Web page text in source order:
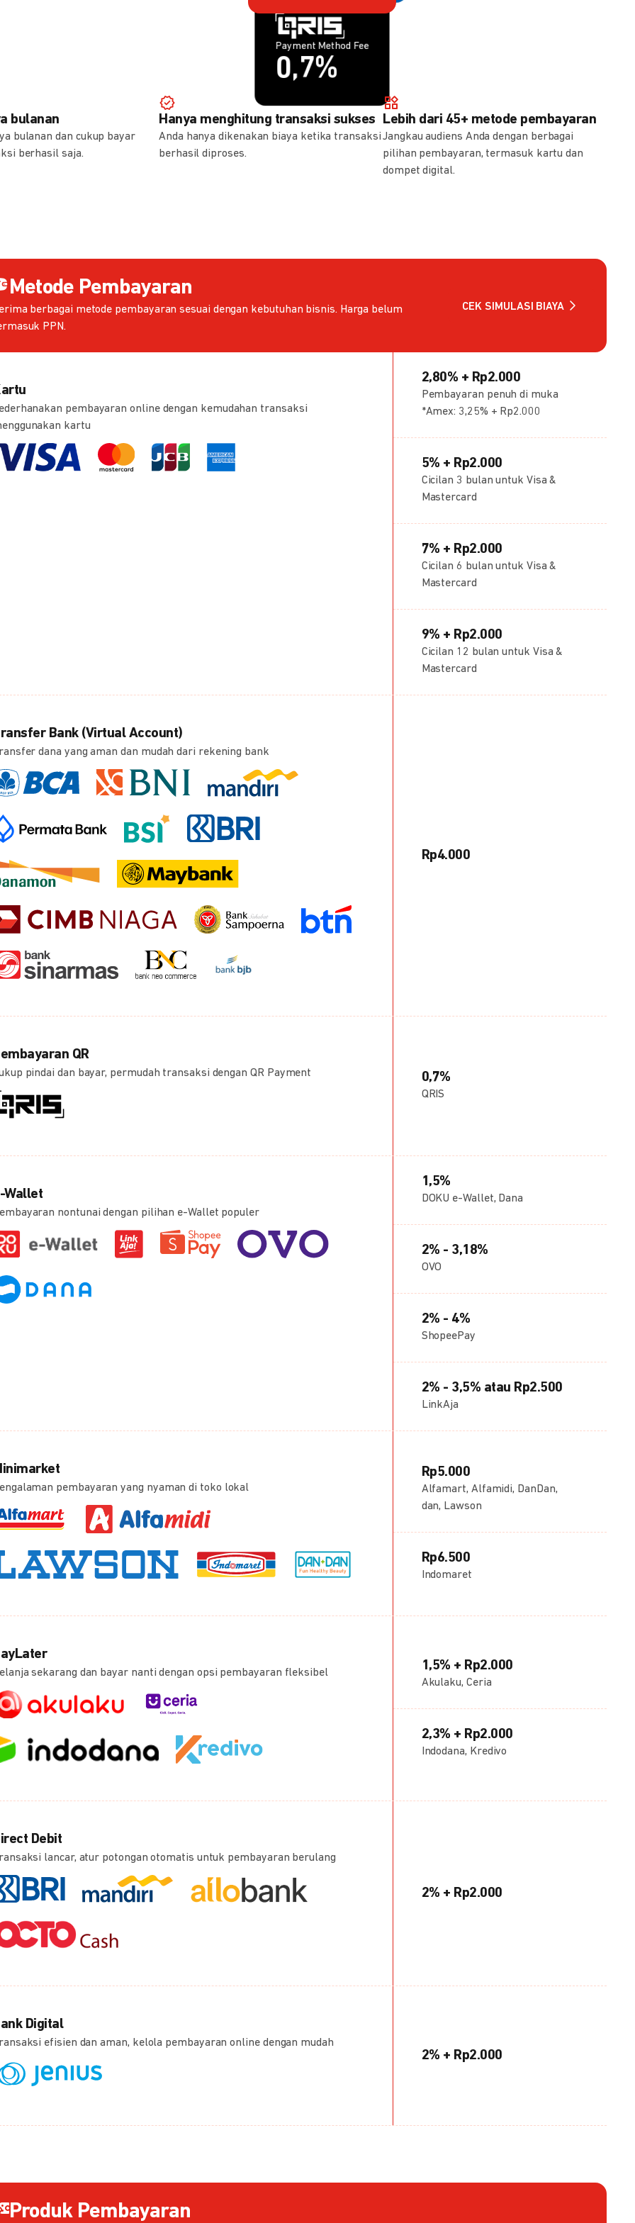
Payment Method Fee
0,7%
Payment Method Fee
1,5%
bulanan
bulanan dan cukup bayar
berhasil saja.
Hanya menghitung transaksi sukses
Anda hanya dikenakan biaya ketika transaksi
berhasil diproses.
Lebih dari 45+ metode pembayaran
Jangkau audiens Anda dengan berbagai
pilihan pembayaran, termasuk kartu dan
dompet digital.
Metode Pembayaran
berbagai metode pembayaran sesuai dengan kebutuhan bisnis. Harga belum
PPN.
CEK SIMULASI BIAYA
pembayaran online dengan kemudahan transaksi
kartu
2,80% + Rp2.000
Pembayaran penuh di muka
*Amex: 3,25% + Rp2.000
5% + Rp2.000
Cicilan 3 bulan untuk Visa &
Mastercard
7% + Rp2.000
Cicilan 6 bulan untuk Visa &
Mastercard
9% + Rp2.000
Cicilan 12 bulan untuk Visa &
Mastercard
Bank (Virtual Account)
dana yang aman dan mudah dari rekening bank
Rp4.000
QR
pindai dan bayar, permudah transaksi dengan QR Payment 0,7%
QRIS
Wallet
nontunai dengan pilihan e-Wallet populer
1,5%
DOKU e-Wallet, Dana
2% - 3,18%
OVO
2% - 4%
ShopeePay
2% - 3,5% atau Rp2.500
LinkAja
pembayaran yang nyaman di toko lokal
Rp5.000
Alfamart, Alfamidi, DanDan,
dan, Lawson
Rp6.500
Indomaret
sekarang dan bayar nanti dengan opsi pembayaran fleksibel
1,5% + Rp2.000
Akulaku, Ceria
2,3% + Rp2.000
Indodana, Kredivo
Debit
lancar, atur potongan otomatis untuk pembayaran berulang
2% + Rp2.000
Digital
efisien dan aman, kelola pembayaran online dengan mudah
2% + Rp2.000
Produk Pembayaran